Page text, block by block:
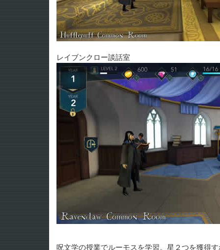
レイブンクロー談話室
呪文学の授業でルーモスを学習。星２つを獲得